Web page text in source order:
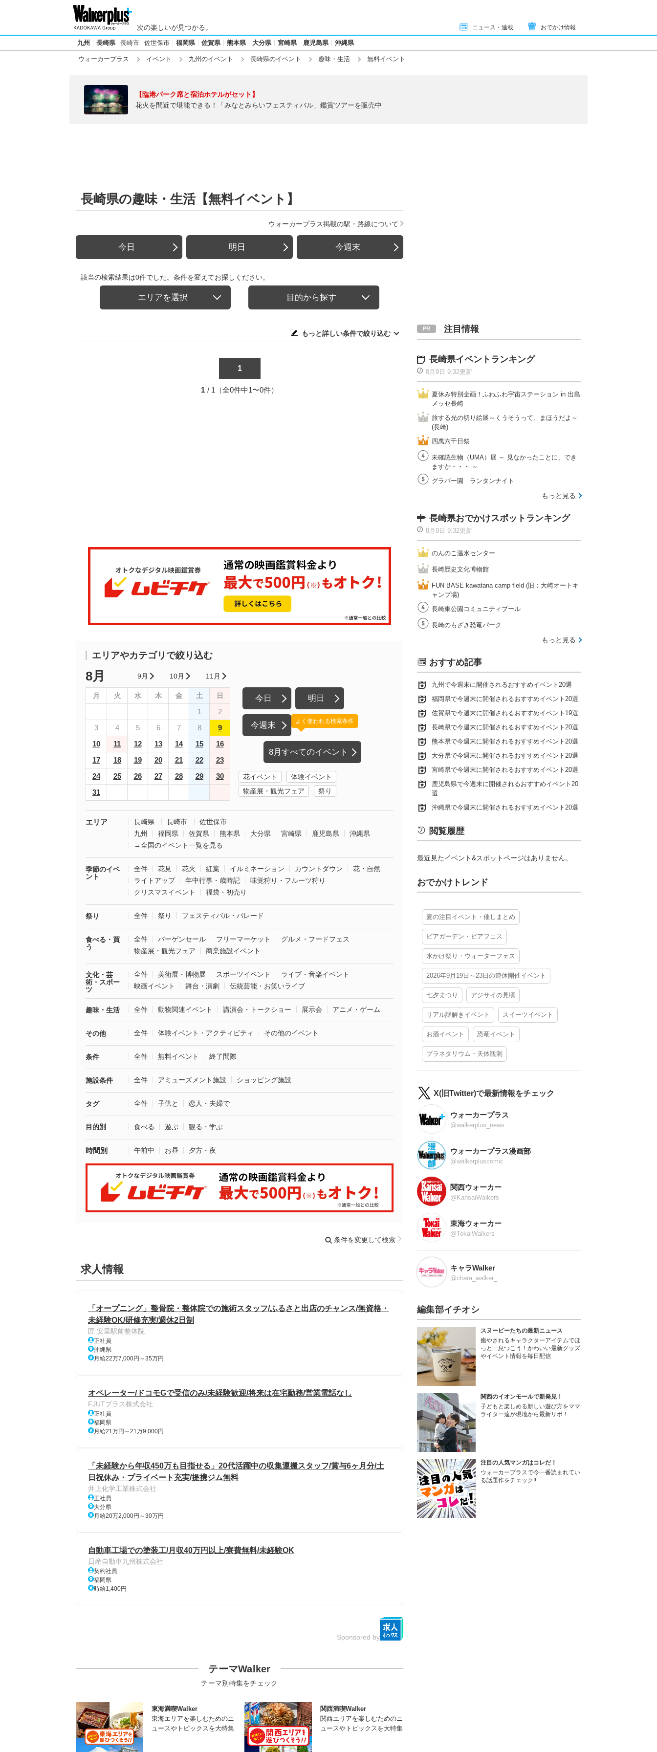
次の楽しいが見つかる。 ニュース・連載 おでかけ情報
九州 長崎県 長崎市 佐世保市 福岡県 佐賀県 熊本県 大分県 宮崎県 鹿児島県 沖縄県
ウォーカープラス イベント 九州のイベント 長崎県のイベント 趣味・生活 無料イベント
【臨港パーク席と宿泊ホテルがセット】
花火を間近で堪能できる！「みなとみらいフェスティバル」鑑賞ツアーを販売中
長崎県の趣味・生活【無料イベント】
ウォーカープラス掲載の駅・路線について
今日 明日 今週末
該当の検索結果は0件でした。条件を変えてお探しください。
エリアを選択 目的から探す
もっと詳しい条件で絞り込む
1
1 / 1（全0件中1〜0件）
エリアやカテゴリで絞り込む
8月 9月 10月 11月
月 火 水 木 金 土 日
1
2
3
4 5 6 7 8
9
10
11 12 13 14 15
16
17
18 19 20 21 22
23
24
25 26 27 28 29
30
31
今日 明日
今週末
8月すべてのイベント
よく使われる検索条件
花イベント
体験イベント
物産展・観光フェア
祭り
エリア 長崎県 長崎市
佐世保市
九州
福岡県 佐賀県 熊本県 大分県 宮崎県 鹿児島県
沖縄県
→全国のイベント一覧を見る
季節のイベ
ント
全件 花見 花火 紅葉 イルミネーション カウントダウン
花・自然
ライトアップ
年中行事・歳時記
味覚狩り・フルーツ狩り
クリスマスイベント
福袋・初売り
祭り 全件 祭り フェスティバル・パレード
食べる・買
う
全件 バーゲンセール フリーマーケット
グルメ・フードフェス
物産展・観光フェア
商業施設イベント
文化・芸
術・スポー
ツ
全件 美術展・博物展 スポーツイベント
ライブ・音楽イベント
映画イベント
舞台・演劇 伝統芸能・お笑いライブ
趣味・生活 全件 動物関連イベント 講演会・トークショー 展示会 アニメ・ゲーム
その他 全件 体験イベント・アクティビティ その他のイベント
条件 全件 無料イベント 終了間際
施設条件 全件 アミューズメント施設 ショッピング施設
タグ 全件 子供と 恋人・夫婦で
目的別 食べる 遊ぶ 観る・学ぶ
時間別 午前中 お昼 夕方・夜
条件を変更して検索
求人情報
「オープニング」整骨院・整体院での施術スタッフ/ふるさと出店のチャンス/無資格・
未経験OK/研修充実/週休2日制
匠 安里駅前整体院
正社員
沖縄県
月給22万7,000円～35万円
オペレーター/ドコモGで受信のみ/未経験歓迎/将来は在宅勤務/営業電話なし
FJUTプラス株式会社
正社員
福岡県
月給21万円～21万9,000円
「未経験から年収450万も目指せる」20代活躍中の収集運搬スタッフ/賞与6ヶ月分/土
日祝休み・プライベート充実/提携ジム無料
井上化学工業株式会社
正社員
大分県
月給20万2,000円～30万円
自動車工場での塗装工/月収40万円以上/寮費無料/未経験OK
日産自動車九州株式会社
契約社員
福岡県
時給1,400円
Sponsored by
テーマWalker
テーマ別特集をチェック
東海満喫Walker
東海エリアを楽しむためのニ
ュースやトピックスを大特集
関西満喫Walker
関西エリアを楽しむためのニ
ュースやトピックスを大特集
注目情報
長崎県イベントランキング
8月9日 9:32更新
夏休み特別企画！ふわふわ宇宙ステーション in 出島
メッセ長崎
旅する光の切り絵展～くうそうって、まほうだよ～
(長崎)
四萬六千日祭
未確認生物（UMA）展 ～ 見なかったことに、でき
ますか・・・ ～
グラバー園 ランタンナイト
もっと見る
長崎県おでかけスポットランキング
8月9日 9:32更新
のんのこ温水センター
長崎歴史文化博物館
FUN BASE kawatana camp field (旧：大崎オートキ
ャンプ場)
長崎東公園コミュニティプール
長崎のもざき恐竜パーク
もっと見る
おすすめ記事
九州で今週末に開催されるおすすめイベント20選
福岡県で今週末に開催されるおすすめイベント20選
佐賀県で今週末に開催されるおすすめイベント19選
長崎県で今週末に開催されるおすすめイベント20選
熊本県で今週末に開催されるおすすめイベント20選
大分県で今週末に開催されるおすすめイベント20選
宮崎県で今週末に開催されるおすすめイベント20選
鹿児島県で今週末に開催されるおすすめイベント20
選
沖縄県で今週末に開催されるおすすめイベント20選
閲覧履歴
最近見たイベント&スポットページはありません。
おでかけトレンド
夏の注目イベント・催しまとめ
ビアガーデン・ビアフェス
水かけ祭り・ウォーターフェス
2026年9月19日～23日の連休開催イベント
七夕まつり アジサイの見頃
リアル謎解きイベント スイーツイベント
お酒イベント 恐竜イベント
プラネタリウム・天体観測
X(旧Twitter)で最新情報をチェック
ウォーカープラス
@walkerplus_news
ウォーカープラス漫画部
@walkerpluscomic
関西ウォーカー
@KansaiWalkers
東海ウォーカー
@TokaiWalkers
キャラWalker
@chara_walker_
編集部イチオシ
スヌーピーたちの最新ニュース
癒やされるキャラクターアイテムでほ
っと一息つこう！かわいい最新グッズ
やイベント情報を毎日配信
関西のイオンモールで新発見！
子どもと楽しめる新しい遊び方をママ
ライター達が現地から最新リポ！
注目の人気マンガはコレだ！
ウォーカープラスで今一番読まれてい
る話題作をチェック!!